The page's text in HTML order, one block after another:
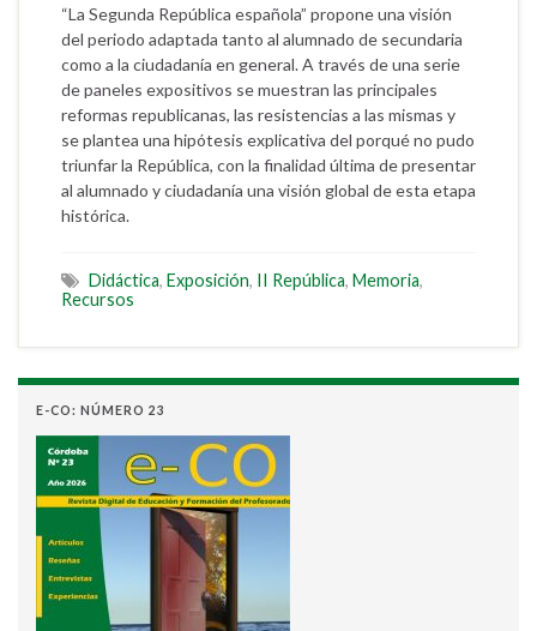
“La Segunda República española” propone una visión
del periodo adaptada tanto al alumnado de secundaria
como a la ciudadanía en general. A través de una serie
de paneles expositivos se muestran las principales
reformas republicanas, las resistencias a las mismas y
se plantea una hipótesis explicativa del porqué no pudo
triunfar la República, con la finalidad última de presentar
al alumnado y ciudadanía una visión global de esta etapa
histórica.
Didáctica, Exposición, II República, Memoria,
Recursos
E-CO: NÚMERO 23